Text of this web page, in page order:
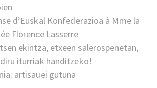
d’Euskal Konfederazioa à Mme la
Florence Lasserre
ekintza, etxeen salerospenetan,
iturriak handitzeko!
artisauei gutuna